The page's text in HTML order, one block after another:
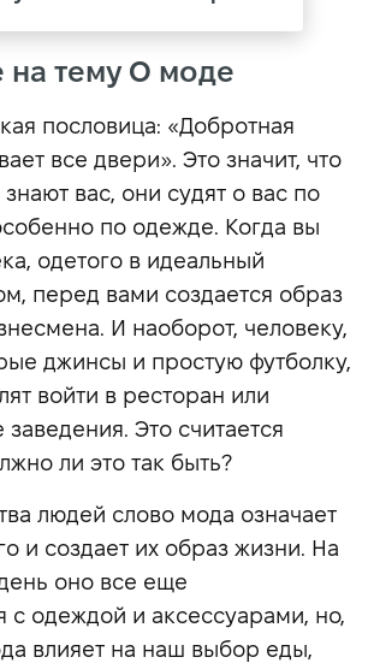
на тему О моде
пословица: «Добротная
все двери». Это значит, что
вас, они судят о вас по
по одежде. Когда вы
одетого в идеальный
перед вами создается образ
И наоборот, человеку,
джинсы и простую футболку,
войти в ресторан или
Это считается
ли это так быть?
людей слово мода означает
и создает их образ жизни. На
оно все еще
с одеждой и аксессуарами, но,
влияет на наш выбор еды,